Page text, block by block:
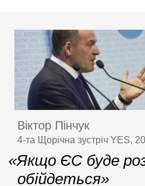
Віктор Пінчук
4-та Щорічна зустріч YES,
«Якщо ЄС буде
обійдеться»